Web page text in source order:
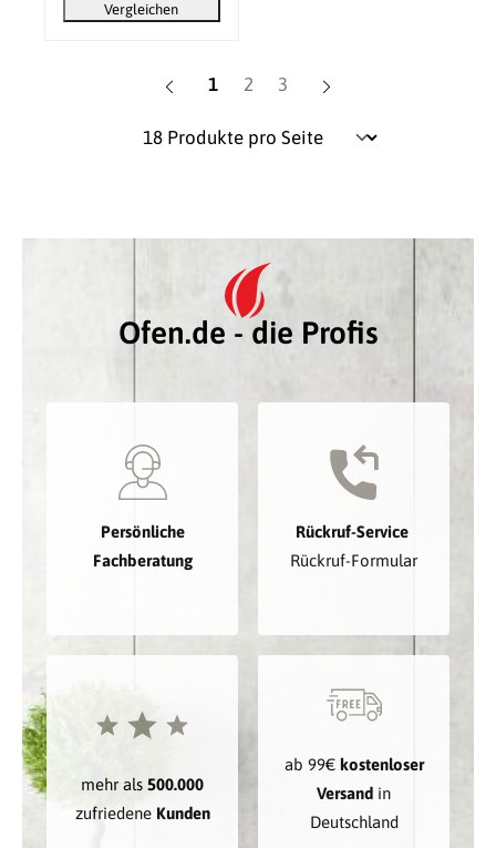
Vergleichen
Seite
1 Seite
2 Seite
3
Ofen.de - die Profis
Persönliche
Fachberatung
Rückruf-Service
Rückruf-Formular
mehr als 500.000
zufriedene Kunden
ab 99€ kostenloser
Versand in
Deutschland